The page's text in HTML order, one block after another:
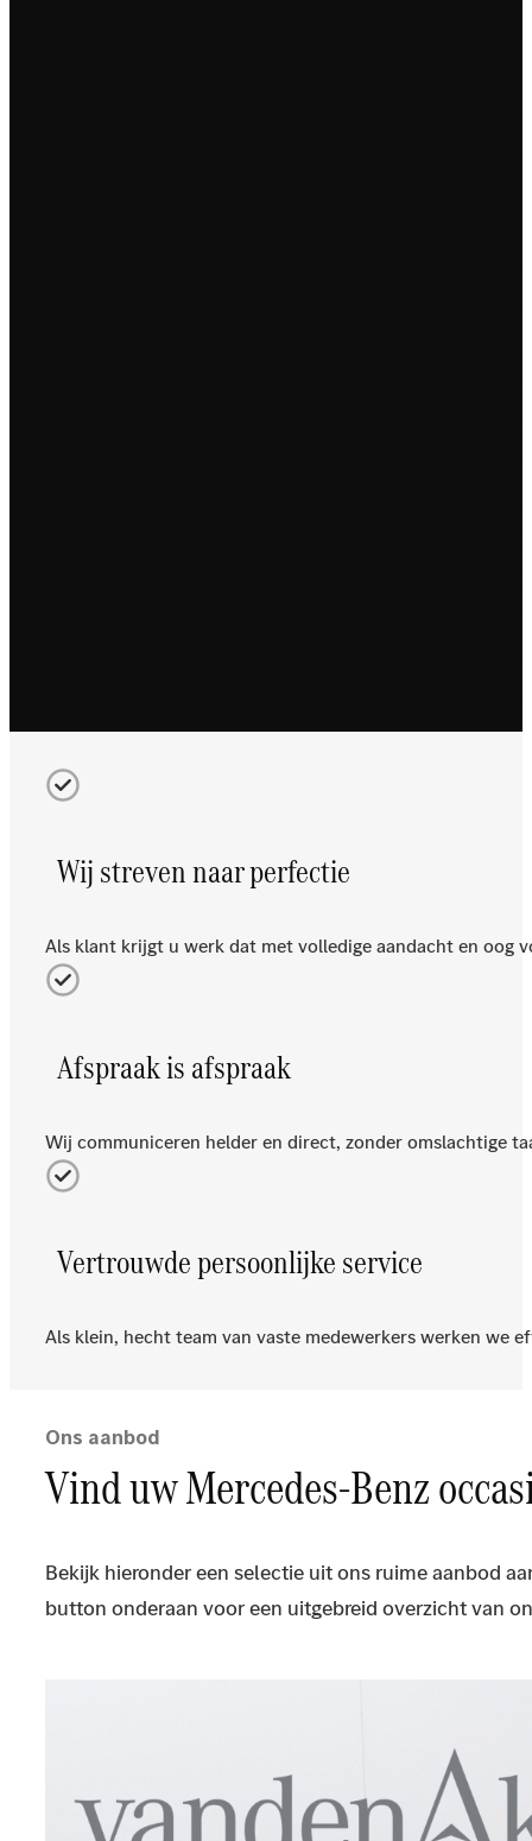
Wij streven naar perfectie
Als klant krijgt u werk dat met volledige aandacht en oog
Afspraak is afspraak
Wij communiceren helder en direct, zonder omslachtige
Vertrouwde persoonlijke service
Als klein, hecht team van vaste medewerkers werken we
Ons aanbod
Vind uw Mercedes-Benz
Bekijk hieronder een selectie uit ons ruime aanbod
button onderaan voor een uitgebreid overzicht van